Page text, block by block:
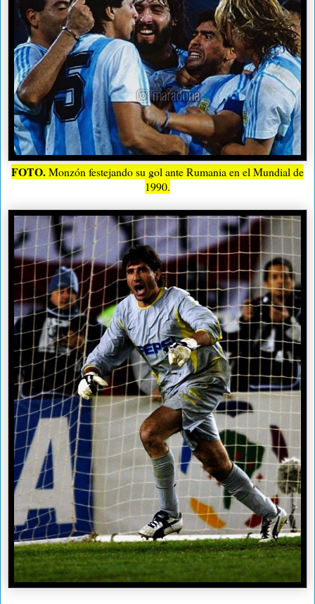
FOTO.Monzón festejando su gol ante Rumania en el Mundial de
1990.